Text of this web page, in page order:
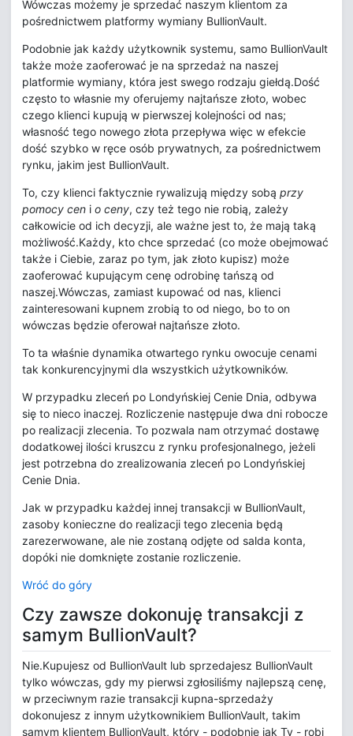
Wówczas możemy je sprzedać naszym klientom za
pośrednictwem platformy wymiany BullionVault.
Podobnie jak każdy użytkownik systemu, samo BullionVault
także może zaoferować je na sprzedaż na naszej
platformie wymiany, która jest swego rodzaju giełdą.Dość
często to własnie my oferujemy najtańsze złoto, wobec
czego klienci kupują w pierwszej kolejności od nas;
własność tego nowego złota przepływa więc w efekcie
dość szybko w ręce osób prywatnych, za pośrednictwem
rynku, jakim jest BullionVault.
To, czy klienci faktycznie rywalizują między sobą przy
pomocy cen i o ceny, czy też tego nie robią, zależy
całkowicie od ich decyzji, ale ważne jest to, że mają taką
możliwość.Każdy, kto chce sprzedać (co może obejmować
także i Ciebie, zaraz po tym, jak złoto kupisz) może
zaoferować kupującym cenę odrobinę tańszą od
naszej.Wówczas, zamiast kupować od nas, klienci
zainteresowani kupnem zrobią to od niego, bo to on
wówczas będzie oferował najtańsze złoto.
To ta właśnie dynamika otwartego rynku owocuje cenami
tak konkurencyjnymi dla wszystkich użytkowników.
W przypadku zleceń po Londyńskiej Cenie Dnia, odbywa
się to nieco inaczej. Rozliczenie następuje dwa dni robocze
po realizacji zlecenia. To pozwala nam otrzymać dostawę
dodatkowej ilości kruszcu z rynku profesjonalnego, jeżeli
jest potrzebna do zrealizowania zleceń po Londyńskiej
Cenie Dnia.
Jak w przypadku każdej innej transakcji w BullionVault,
zasoby konieczne do realizacji tego zlecenia będą
zarezerwowane, ale nie zostaną odjęte od salda konta,
dopóki nie domknięte zostanie rozliczenie.
Wróć do góry
Czy zawsze dokonuję transakcji z
samym BullionVault?
Nie.Kupujesz od BullionVault lub sprzedajesz BullionVault
tylko wówczas, gdy my pierwsi zgłosiliśmy najlepszą cenę,
w przeciwnym razie transakcji kupna-sprzedaży
dokonujesz z innym użytkownikiem BullionVault, takim
samym klientem BullionVault, który - podobnie jak Ty - robi